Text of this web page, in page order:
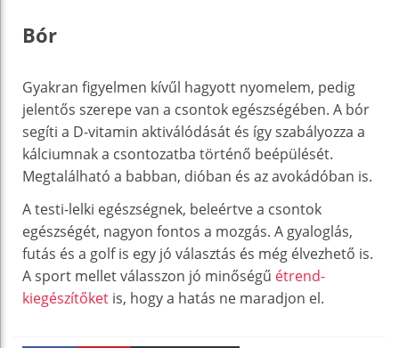
Bór
Gyakran figyelmen kívűl hagyott nyomelem, pedig
jelentős szerepe van a csontok egészségében. A bór
segíti a D-vitamin aktiválódását és így szabályozza a
kálciumnak a csontozatba történő beépülését.
Megtalálható a babban, dióban és az avokádóban is.
A testi-lelki egészségnek, beleértve a csontok
egészségét, nagyon fontos a mozgás. A gyaloglás,
futás és a golf is egy jó választás és még élvezhető is.
A sport mellet válasszon jó minőségű étrend-
kiegészítőket is, hogy a hatás ne maradjon el.